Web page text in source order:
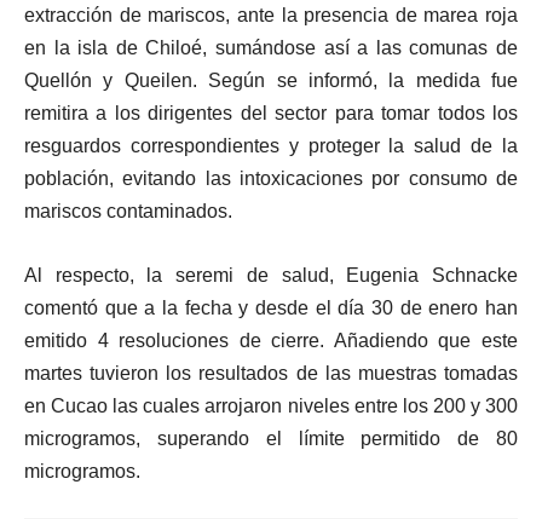
extracción de mariscos, ante la presencia de marea roja
en la isla de Chiloé, sumándose así a las comunas de
Quellón y Queilen. Según se informó, la medida fue
remitira a los dirigentes del sector para tomar todos los
resguardos correspondientes y proteger la salud de la
población, evitando las intoxicaciones por consumo de
mariscos contaminados.
Al respecto, la seremi de salud, Eugenia Schnacke
comentó que a la fecha y desde el día 30 de enero han
emitido 4 resoluciones de cierre. Añadiendo que este
martes tuvieron los resultados de las muestras tomadas
en Cucao las cuales arrojaron niveles entre los 200 y 300
microgramos, superando el límite permitido de 80
microgramos.